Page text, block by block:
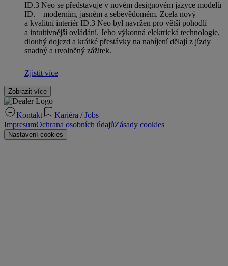
ID.3 Neo se představuje v novém designovém jazyce modelů
ID. – moderním, jasném a sebevědomém. Zcela nový
a kvalitní interiér ID.3 Neo byl navržen pro větší pohodlí
a intuitivnější ovládání. Jeho výkonná elektrická technologie,
dlouhý dojezd a krátké přestávky na nabíjení dělají z jízdy
snadný a uvolněný zážitek.
Zjistit více
Zobrazit více
Kontakt
Kariéra / Jobs
ImpresumOchrana osobních údajůZásady cookies
Nastavení cookies